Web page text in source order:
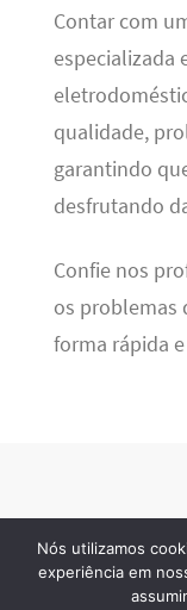
Contar com
especializada
qualidade,
garantindo
desfrutando
Confie nos
os problemas
forma rápida
Nós utilizamos
experiência em